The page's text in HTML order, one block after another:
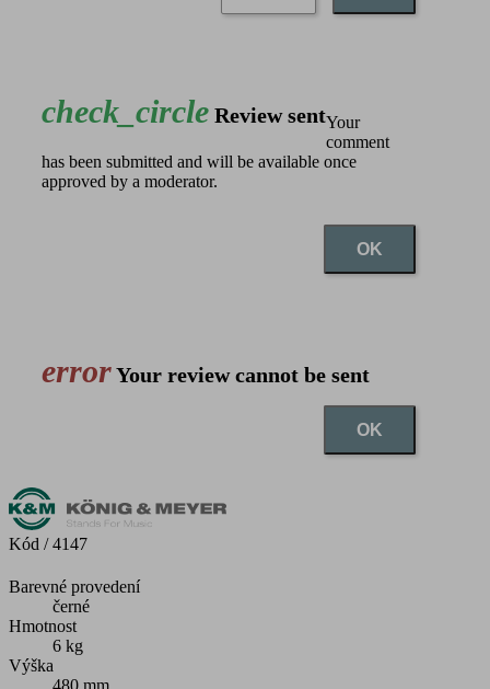
check_circle Review sentYour
comment
has been submitted and will be available once
approved by a moderator.
OK
errorYour review cannot be sent
OK
Kód / 4147
Barevné provedení
černé
Hmotnost
6 kg
Výška
480 mm